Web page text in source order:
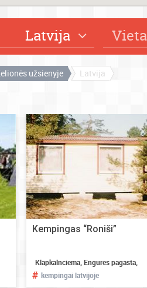
Latvija Vieta
užsienyje Latvija
Kempingas “Roniši”
Klapkalnciema, Engures pagasta,
# kempingai latvijoje